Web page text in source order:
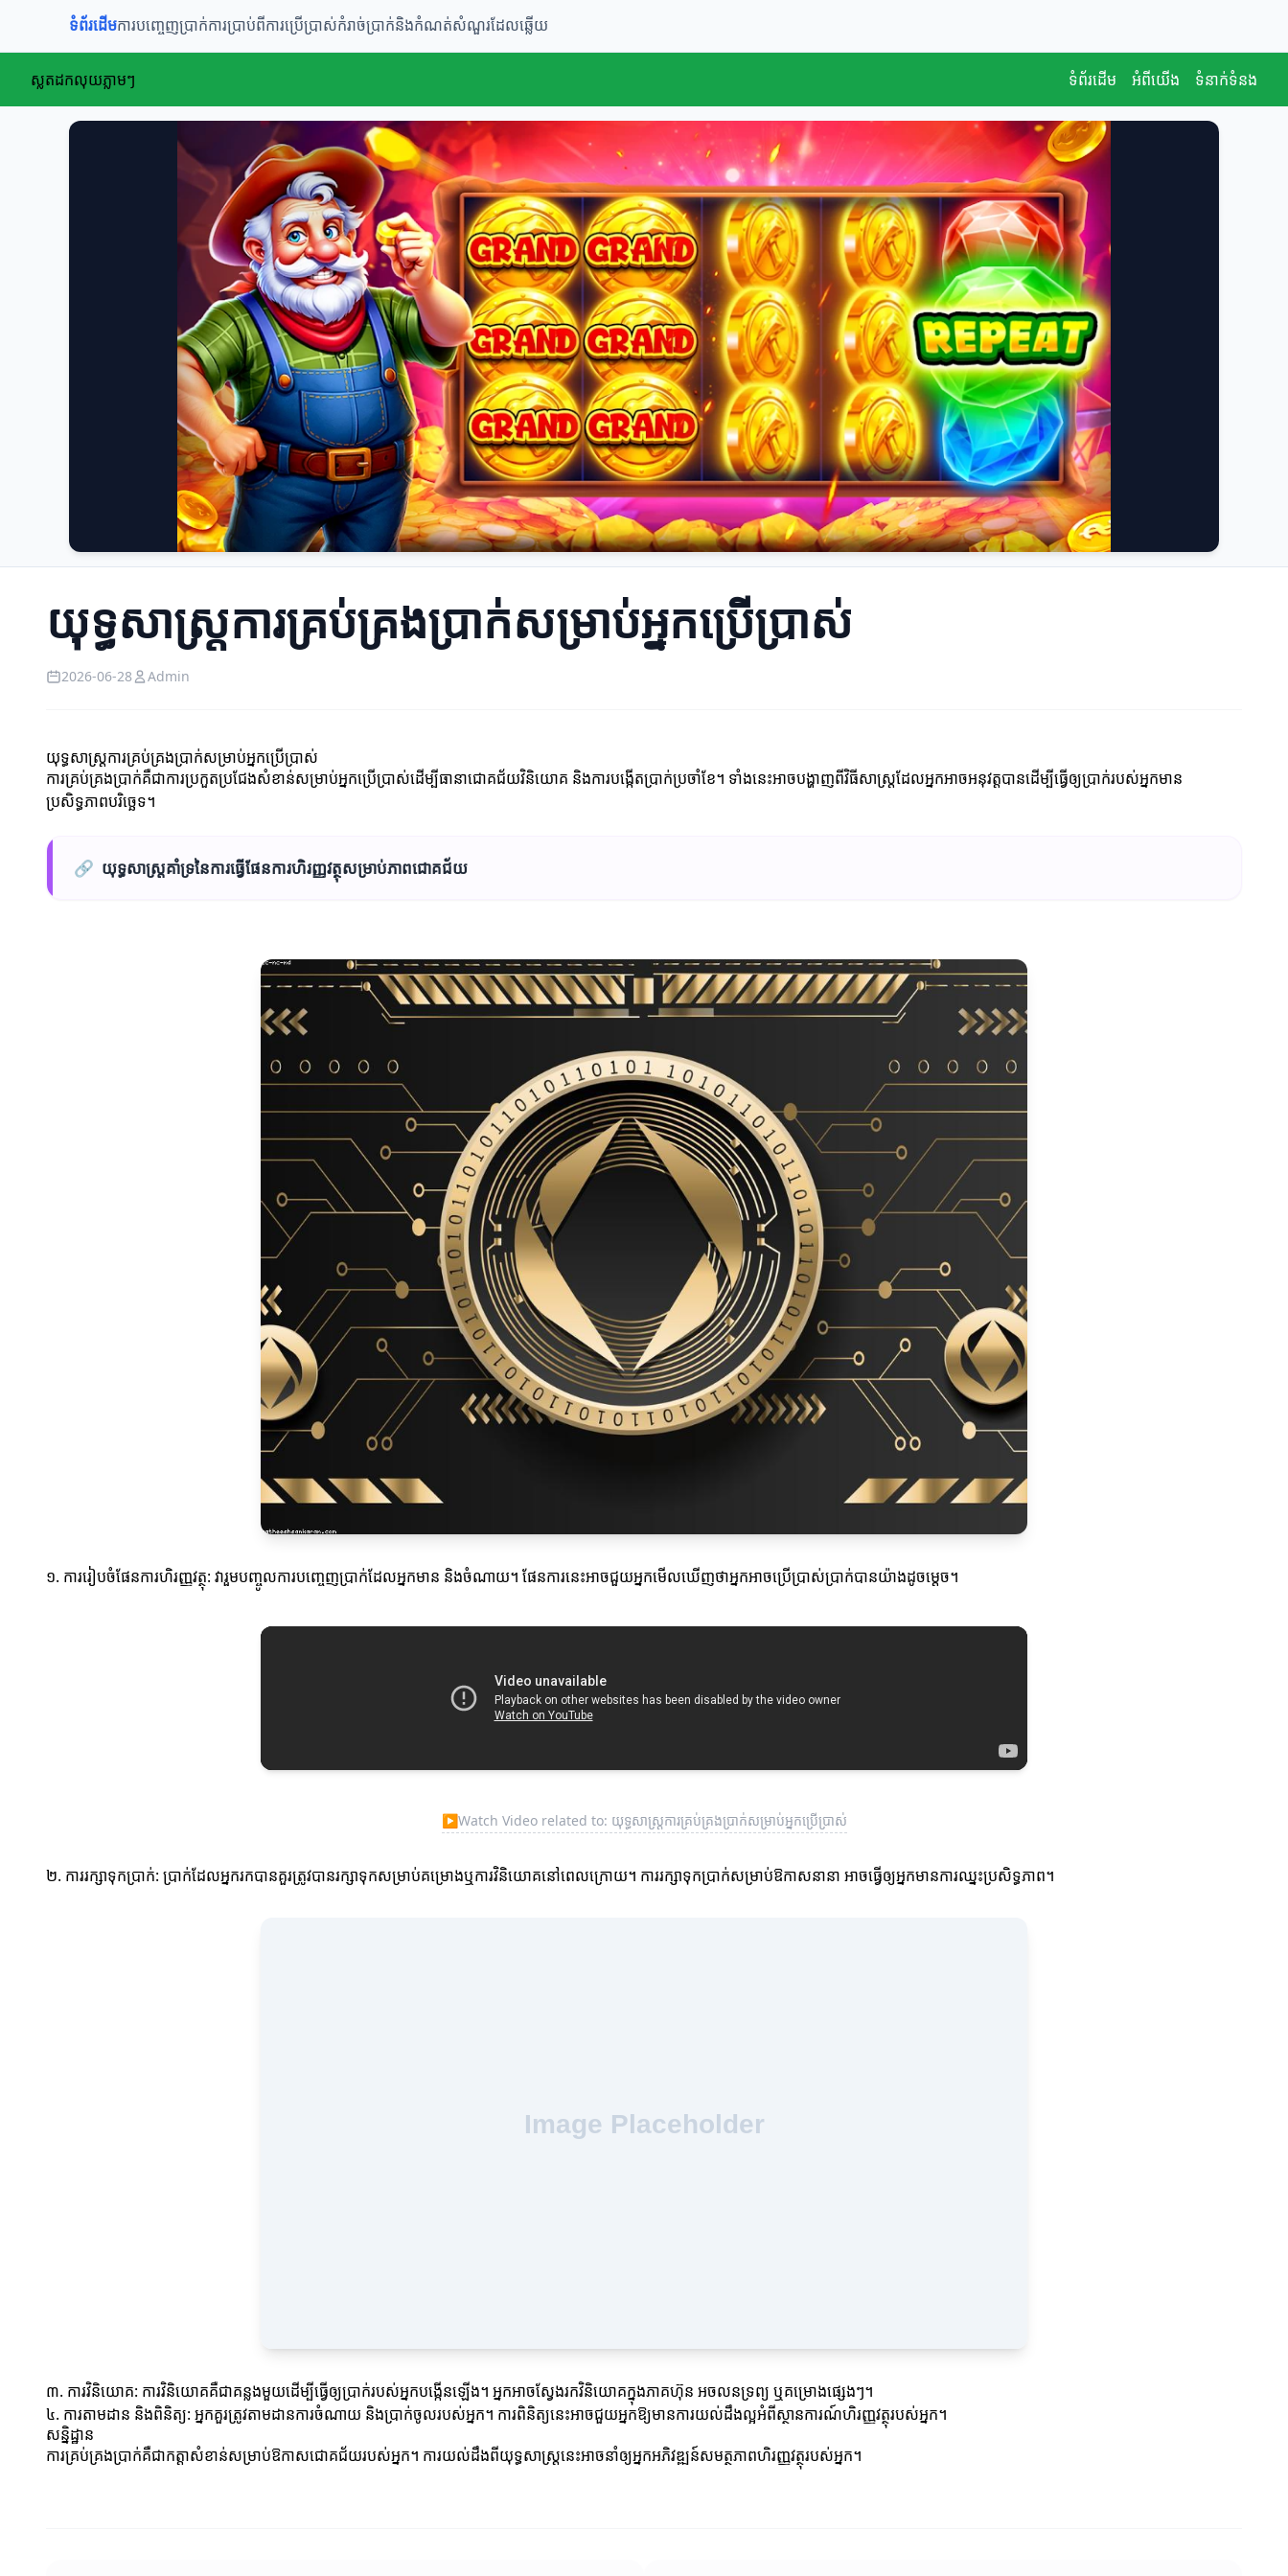
ទំព័រដើមការបញ្ចេញប្រាក់ការប្រាប់ពីការប្រើប្រាស់កំរាច់ប្រាក់និងកំណត់សំណួរដែលឆ្លើយ
ស្លតដកលុយភ្លាមៗ ទំព័រដើម អំពីយើង ទំនាក់ទំនង
យុទ្ធសាស្ត្រការគ្រប់គ្រងប្រាក់សម្រាប់អ្នកប្រើប្រាស់
2026-06-28 Admin
យុទ្ធសាស្ត្រការគ្រប់គ្រងប្រាក់សម្រាប់អ្នកប្រើប្រាស់
ការគ្រប់គ្រងប្រាក់គឺជាការប្រកួតប្រជែងសំខាន់សម្រាប់អ្នកប្រើប្រាស់ដើម្បីធានាជោគជ័យវិនិយោគ និងការបង្កើតប្រាក់ប្រចាំខែ។ ទាំងនេះអាចបង្ហាញពីវិធីសាស្ត្រដែលអ្នកអាចអនុវត្តបានដើម្បីធ្វើឲ្យប្រាក់របស់អ្នកមាន
ប្រសិទ្ធភាពបរិច្ឆេទ។
🔗 យុទ្ធសាស្ត្រ​គាំទ្រ​នៃការធ្វើផែនការ​ហិរញ្ញវត្ថុ​សម្រាប់ភាពជោគជ័យ
១. ការរៀបចំផែនការហិរញ្ញវត្ថុ: វារួមបញ្ចូលការបញ្ចេញប្រាក់ដែលអ្នកមាន និងចំណាយ។ ផែនការនេះអាចជួយអ្នកមើលឃើញថាអ្នកអាចប្រើប្រាស់ប្រាក់បានយ៉ាងដូចម្តេច។
▶Watch Video related to: យុទ្ធសាស្ត្រការគ្រប់គ្រងប្រាក់សម្រាប់អ្នកប្រើប្រាស់
២. ការរក្សាទុកប្រាក់: ប្រាក់ដែលអ្នករកបានគួរត្រូវបានរក្សាទុកសម្រាប់គម្រោងឬការវិនិយោគនៅពេលក្រោយ។ ការរក្សាទុកប្រាក់សម្រាប់ឱកាសនានា អាចធ្វើឲ្យអ្នកមានការឈ្នះប្រសិទ្ធភាព។
៣. ការវិនិយោគ: ការវិនិយោគគឺជាគន្លងមួយដើម្បីធ្វើឲ្យប្រាក់របស់អ្នកបង្កើនឡើង។ អ្នកអាចស្វែងរកវិនិយោគក្នុងភាគហ៊ុន អចលនទ្រព្យ ឬគម្រោងផ្សេងៗ។
៤. ការតាមដាន និងពិនិត្យ: អ្នកគួរត្រូវតាមដានការចំណាយ និងប្រាក់ចូលរបស់អ្នក។ ការពិនិត្យនេះអាចជួយអ្នកឱ្យមានការយល់ដឹងល្អអំពីស្ថានការណ៍ហិរញ្ញវត្ថុរបស់អ្នក។
សន្និដ្ឋាន
ការគ្រប់គ្រងប្រាក់គឺជាកត្តាសំខាន់សម្រាប់ឱកាសជោគជ័យរបស់អ្នក។ ការយល់ដឹងពីយុទ្ធសាស្ត្រនេះអាចនាំឲ្យអ្នកអភិវឌ្ឍន៍សមត្ថភាពហិរញ្ញវត្ថុរបស់អ្នក។